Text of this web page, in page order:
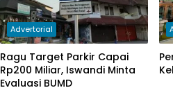
Advertorial
Ragu Target Parkir Capai
Rp200 Miliar, Iswandi Minta
Evaluasi BUMD